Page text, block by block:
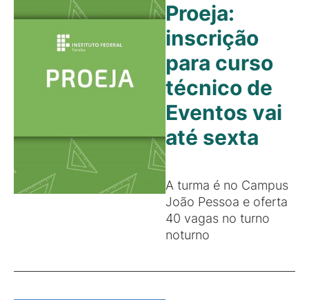
Proeja:
inscrição
para curso
técnico de
Eventos vai
até sexta
A turma é no Campus
João Pessoa e oferta
40 vagas no turno
noturno